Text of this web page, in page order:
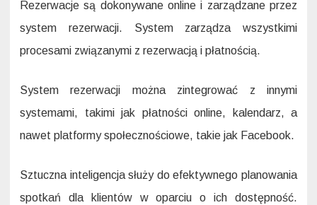
Rezerwacje są dokonywane online i zarządzane przez
system rezerwacji. System zarządza wszystkimi
procesami związanymi z rezerwacją i płatnością.
System rezerwacji można zintegrować z innymi
systemami, takimi jak płatności online, kalendarz, a
nawet platformy społecznościowe, takie jak Facebook.
Sztuczna inteligencja służy do efektywnego planowania
spotkań dla klientów w oparciu o ich dostępność.